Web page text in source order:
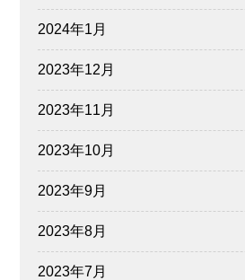
2024年1月
2023年12月
2023年11月
2023年10月
2023年9月
2023年8月
2023年7月